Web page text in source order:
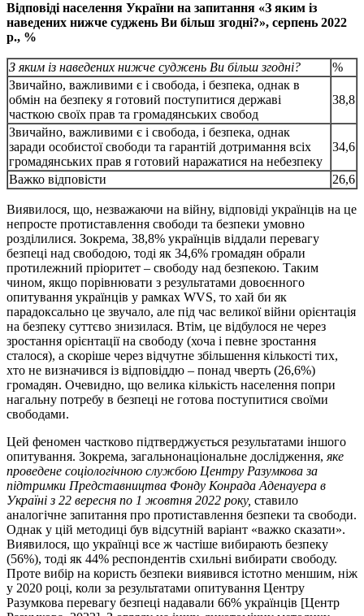
Відповіді населення України на запитання «З яким із
наведених нижче суджень Ви більш згодні?», серпень 2022
р., %
З яким із наведених нижче суджень Ви більш згодні?
%
Звичайно, важливими є i свобода, i безпека, однак в
обмiн на безпеку я готовий поступитися державi
часткою своїх прав та громадянських свобод
38,8
Звичайно, важливими є i свобода, i безпека, однак
заради особистої свободи та гарантiй дотримання всiх
громадянських прав я готовий наражатися на небезпеку
34,6
Важко відповісти 26,6
Виявилося, що, незважаючи на війну, відповіді українців на це
непросте протиставлення свободи та безпеки умовно
розділилися. Зокрема, 38,8% українців віддали перевагу
безпеці над свободою, тоді як 34,6% громадян обрали
протилежний пріоритет – свободу над безпекою. Таким
чином, якщо порівнювати з результатами довоєнного
опитування українців у рамках WVS, то хай би як
парадоксально це звучало, але під час великої війни орієнтація
на безпеку суттєво знизилася. Втім, це відбулося не через
зростання орієнтації на свободу (хоча і певне зростання
сталося), а скоріше через відчутне збільшення кількості тих,
хто не визначився із відповіддю – понад чверть (26,6%)
громадян. Очевидно, що велика кількість населення попри
нагальну потребу в безпеці не готова поступитися своїми
свободами.
Цей феномен частково підтверджується результатами іншого
опитування. Зокрема, загальнонаціональне дослідження, яке
проведене соціологічною службою Центру Разумкова за
підтримки Представництва Фонду Конрада Аденауера в
Україні з 22 вересня по 1 жовтня 2022 року, ставило
аналогічне запитання про протиставлення безпеки та свободи.
Однак у цій методиці був відсутній варіант «важко сказати».
Виявилося, що українці все ж частіше вибирають безпеку
(56%), тоді як 44% респондентів схильні вибирати свободу.
Проте вибір на користь безпеки виявився істотно меншим, ніж
у 2020 році, коли за результатами опитування Центру
Разумкова перевагу безпеці надавали 66% українців [Центр